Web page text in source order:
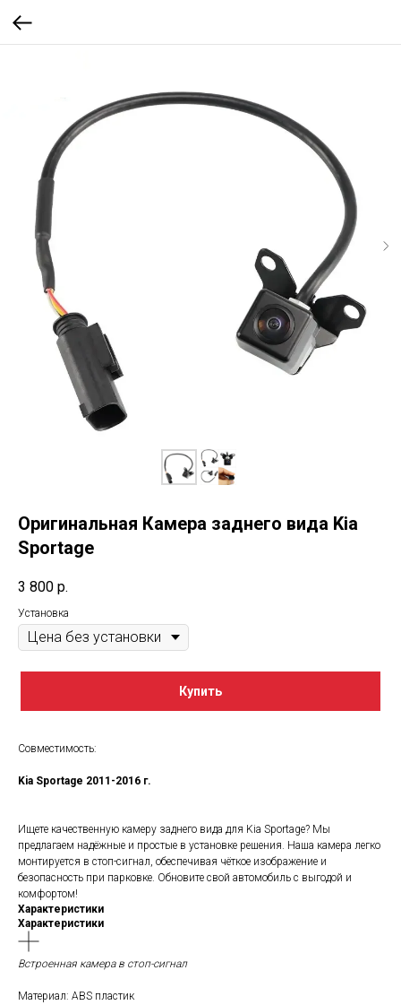
Оригинальная Камера заднего вида Kia
Sportage
3 800 р.
Установка
Купить
Совместимость:
Kia Sportage 2011-2016 г.
Ищете качественную камеру заднего вида для Kia Sportage? Мы
предлагаем надёжные и простые в установке решения. Наша камера легко
монтируется в стоп-сигнал, обеспечивая чёткое изображение и
безопасность при парковке. Обновите свой автомобиль с выгодой и
комфортом!
Характеристики
Характеристики
Встроенная камера в стоп-сигнал
Материал: ABS пластик